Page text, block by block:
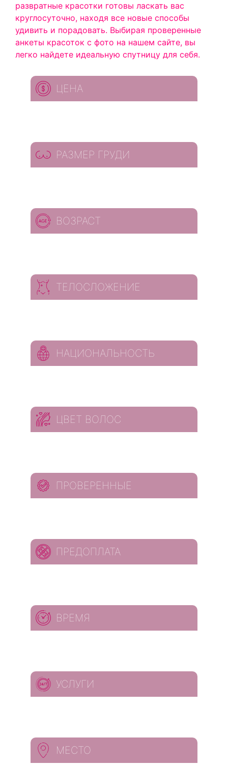
развратные красотки готовы ласкать вас
круглосуточно, находя все новые способы
удивить и порадовать. Выбирая проверенные
анкеты красоток с фото на нашем сайте, вы
легко найдете идеальную спутницу для себя.
ЦЕНА
РАЗМЕР ГРУДИ
ВОЗРАСТ
ТЕЛОСЛОЖЕНИЕ
НАЦИОНАЛЬНОСТЬ
ЦВЕТ ВОЛОС
ПРОВЕРЕННЫЕ
ПРЕДОПЛАТА
ВРЕМЯ
УСЛУГИ
МЕСТО